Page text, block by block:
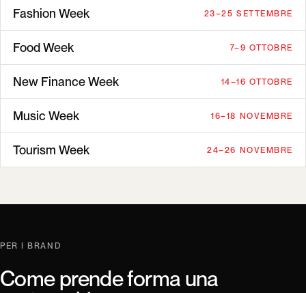
Fashion Week 23–25 SETTEMBRE
Food Week 7–9 OTTOBRE
New Finance Week 14–16 OTTOBRE
Music Week 16–18 NOVEMBRE
Tourism Week 24–26 NOVEMBRE
PER I BRAND
Come prende forma una